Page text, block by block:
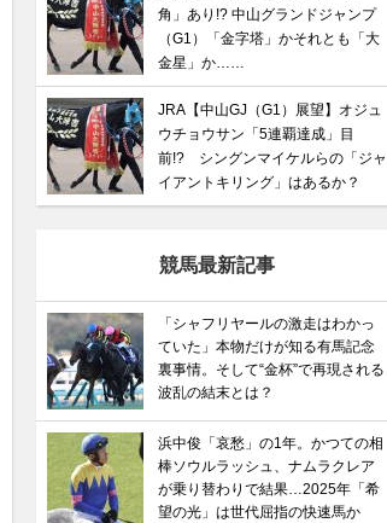
角」あり!? 中山グランドジャンプ
（G1）「金字塔」かそれとも「大
金星」か……
JRA【中山GJ（G1）展望】オジュ
ウチョウサン「5連覇達成」目
前!? シングンマイケルらの「ジャ
イアントキリング」はあるか？
競馬最新記事
「シャフリヤールの激走はわかっ
ていた」本物だけが知る有馬記念
裏事情。そして“金杯”で再現される
波乱の結末とは？
浜中俊「哀愁」の1年。かつての相
棒ソウルラッシュ、ナムラクレア
が乗り替わりで結果…2025年「希
望の光」は世代屈指の快速馬か